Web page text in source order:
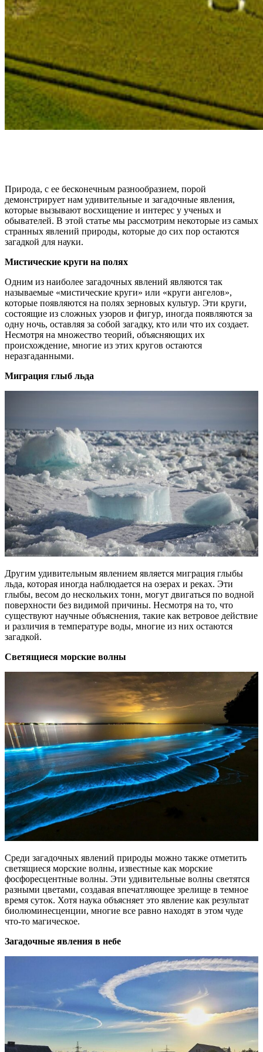
Природа, с ее бесконечным разнообразием, порой
демонстрирует нам удивительные и загадочные явления,
которые вызывают восхищение и интерес у ученых и
обывателей. В этой статье мы рассмотрим некоторые из самых
странных явлений природы, которые до сих пор остаются
загадкой для науки.
Мистические круги на полях
Одним из наиболее загадочных явлений являются так
называемые «мистические круги» или «круги ангелов»,
которые появляются на полях зерновых культур. Эти круги,
состоящие из сложных узоров и фигур, иногда появляются за
одну ночь, оставляя за собой загадку, кто или что их создает.
Несмотря на множество теорий, объясняющих их
происхождение, многие из этих кругов остаются
неразгаданными.
Миграция глыб льда
Другим удивительным явлением является миграция глыбы
льда, которая иногда наблюдается на озерах и реках. Эти
глыбы, весом до нескольких тонн, могут двигаться по водной
поверхности без видимой причины. Несмотря на то, что
существуют научные объяснения, такие как ветровое действие
и различия в температуре воды, многие из них остаются
загадкой.
Светящиеся морские волны
Среди загадочных явлений природы можно также отметить
светящиеся морские волны, известные как морские
фосфоресцентные волны. Эти удивительные волны светятся
разными цветами, создавая впечатляющее зрелище в темное
время суток. Хотя наука объясняет это явление как результат
биолюминесценции, многие все равно находят в этом чуде
что-то магическое.
Загадочные явления в небе